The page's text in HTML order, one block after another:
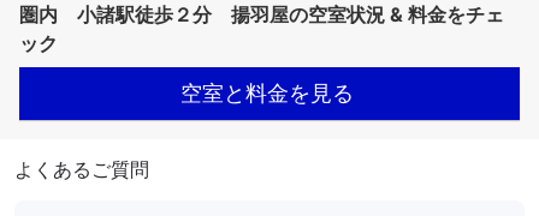
圏内 小諸駅徒歩２分 揚羽屋の空室状況 & 料金をチェ
ック
空室と料金を見る
よくあるご質問